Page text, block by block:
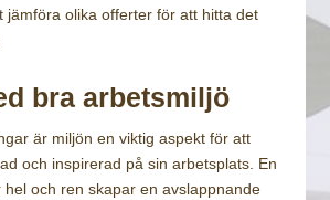
jämföra olika offerter för att hitta det
bra arbetsmiljö
är miljön en viktig aspekt för att
och inspirerad på sin arbetsplats. En
hel och ren skapar en avslappnande